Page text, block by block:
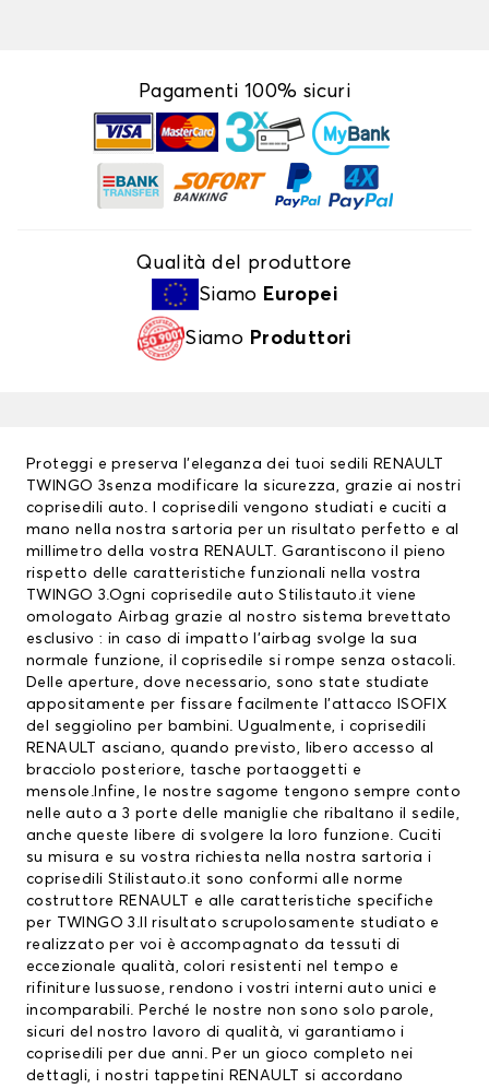
Pagamenti 100% sicuri
Qualità del produttore
Siamo Europei
Siamo Produttori
Proteggi e preserva l’eleganza dei tuoi sedili RENAULT
TWINGO 3senza modificare la sicurezza, grazie ai nostri
coprisedili auto. I coprisedili vengono studiati e cuciti a
mano nella nostra sartoria per un risultato perfetto e al
millimetro della vostra RENAULT. Garantiscono il pieno
rispetto delle caratteristiche funzionali nella vostra
TWINGO 3.Ogni coprisedile auto Stilistauto.it viene
omologato Airbag grazie al nostro sistema brevettato
esclusivo : in caso di impatto l’airbag svolge la sua
normale funzione, il coprisedile si rompe senza ostacoli.
Delle aperture, dove necessario, sono state studiate
appositamente per fissare facilmente l’attacco ISOFIX
del seggiolino per bambini. Ugualmente, i coprisedili
RENAULTasciano, quando previsto, libero accesso al
bracciolo posteriore, tasche portaoggetti e
mensole.Infine, le nostre sagome tengono sempre conto
nelle auto a 3 porte delle maniglie che ribaltano il sedile,
anche queste libere di svolgere la loro funzione. Cuciti
su misura e su vostra richiesta nella nostra sartoria i
coprisedili Stilistauto.it sono conformi alle norme
costruttore RENAULT e alle caratteristiche specifiche
per TWINGO 3.Il risultato scrupolosamente studiato e
realizzato per voi è accompagnato da tessuti di
eccezionale qualità, colori resistenti nel tempo e
rifiniture lussuose, rendono i vostri interni auto unici e
incomparabili. Perché le nostre non sono solo parole,
sicuri del nostro lavoro di qualità, vi garantiamo i
coprisedili per due anni. Per un gioco completo nei
dettagli, i nostri tappetini RENAULT
si accordano